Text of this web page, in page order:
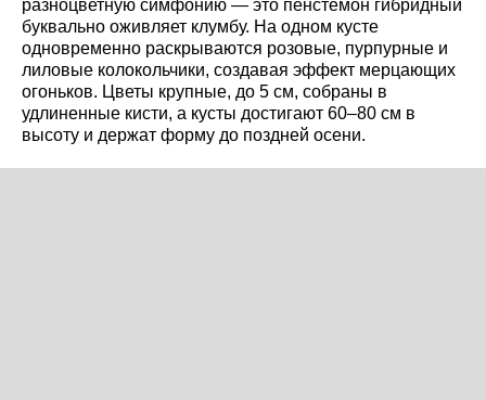
разноцветную симфонию — это пенстемон гибридный
буквально оживляет клумбу. На одном кусте
одновременно раскрываются розовые, пурпурные и
лиловые колокольчики, создавая эффект мерцающих
огоньков. Цветы крупные, до 5 см, собраны в
удлиненные кисти, а кусты достигают 60–80 см в
высоту и держат форму до поздней осени.